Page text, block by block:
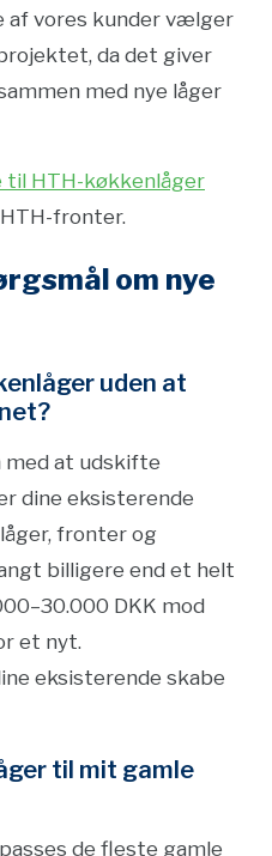
af vores kunder vælger
da det giver
med nye låger
til HTH-køkkenlåger
fronter.
om nye
uden at
med at udskifte
dine eksisterende
fronter og
billigere end et helt
DKK mod
et nyt.
eksisterende skabe
til mit gamle
de fleste gamle